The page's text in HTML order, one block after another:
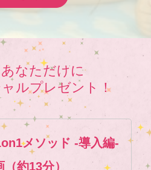
なただけに
ルプレゼント！
メソッド -導入編-
約13分）